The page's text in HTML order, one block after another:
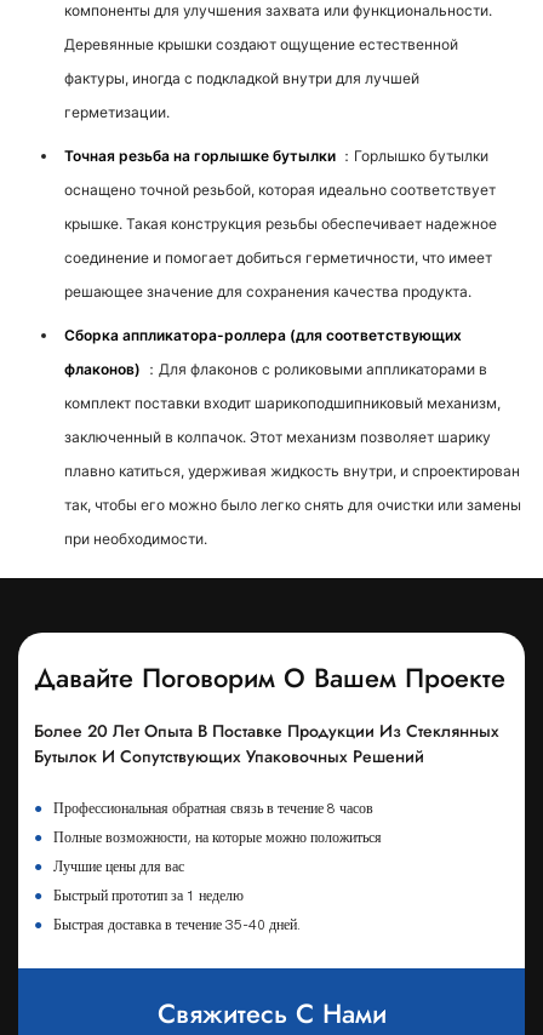
компоненты для улучшения захвата или функциональности.
Деревянные крышки создают ощущение естественной
фактуры, иногда с подкладкой внутри для лучшей
герметизации.
Точная резьба на горлышке бутылки ：Горлышко бутылки
оснащено точной резьбой, которая идеально соответствует
крышке. Такая конструкция резьбы обеспечивает надежное
соединение и помогает добиться герметичности, что имеет
решающее значение для сохранения качества продукта.
Сборка аппликатора-роллера (для соответствующих
флаконов) ：Для флаконов с роликовыми аппликаторами в
комплект поставки входит шарикоподшипниковый механизм,
заключенный в колпачок. Этот механизм позволяет шарику
плавно катиться, удерживая жидкость внутри, и спроектирован
так, чтобы его можно было легко снять для очистки или замены
при необходимости.
Давайте Поговорим О Вашем Проекте
Более 20 Лет Опыта В Поставке Продукции Из Стеклянных
Бутылок И Сопутствующих Упаковочных Решений
●
Профессиональная обратная связь в течение 8 часов
●
Полные возможности, на которые можно положиться
●
Лучшие цены для вас
●
Быстрый прототип за 1 неделю
●
Быстрая доставка в течение 35-40 дней.
Свяжитесь С Нами